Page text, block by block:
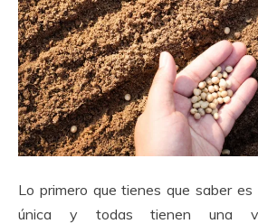
Lo primero que tienes que saber es
única y todas tienen una